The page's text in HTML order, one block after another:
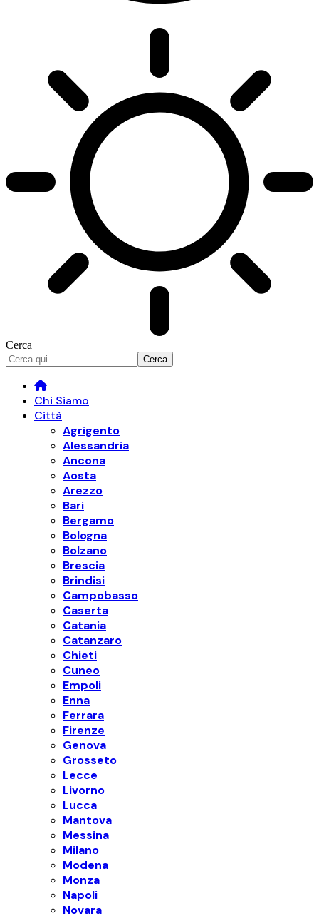
Cerca
Chi Siamo
Città
Agrigento
Alessandria
Ancona
Aosta
Arezzo
Bari
Bergamo
Bologna
Bolzano
Brescia
Brindisi
Campobasso
Caserta
Catania
Catanzaro
Chieti
Cuneo
Empoli
Enna
Ferrara
Firenze
Genova
Grosseto
Lecce
Livorno
Lucca
Mantova
Messina
Milano
Modena
Monza
Napoli
Novara